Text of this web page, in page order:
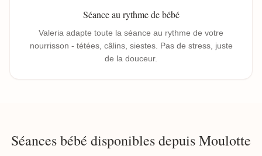
Séance au rythme de bébé
Valeria adapte toute la séance au rythme de votre
nourrisson - tétées, câlins, siestes. Pas de stress, juste
de la douceur.
Séances bébé disponibles depuis Moulotte